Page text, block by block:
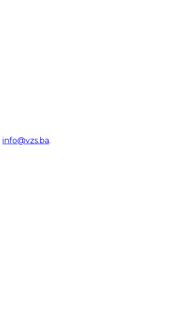
info@vzs.ba.